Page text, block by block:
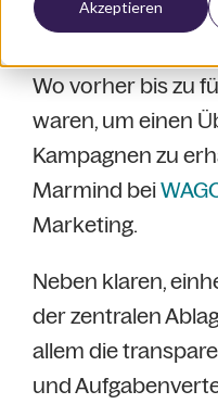
Akzeptieren
Wo vorher bis zu
waren, um einen
Kampagnen zu
Marmind bei
Marketing.
Neben klaren,
der zentralen
allem die
und